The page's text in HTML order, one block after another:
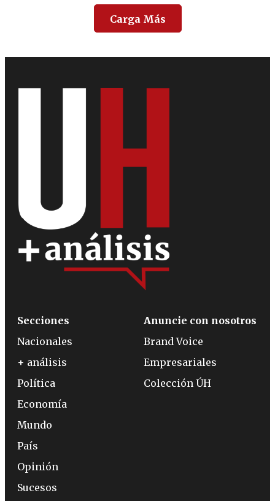
Carga Más
Secciones
Nacionales
+ análisis
Política
Economía
Mundo
País
Opinión
Sucesos
Anuncie con nosotros
Brand Voice
Empresariales
Colección ÚH